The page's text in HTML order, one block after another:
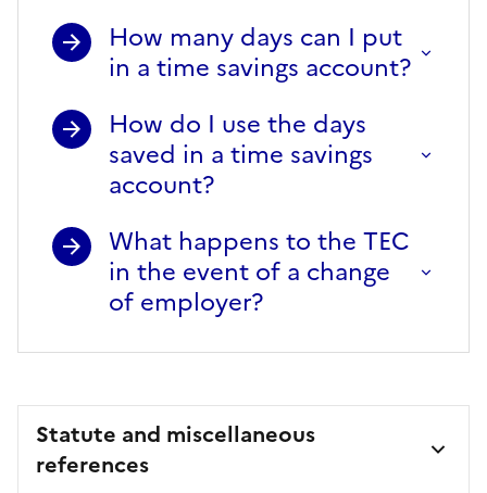
How many days can I put
in a time savings account?
How do I use the days
saved in a time savings
account?
What happens to the TEC
in the event of a change
of employer?
Statute and miscellaneous
references